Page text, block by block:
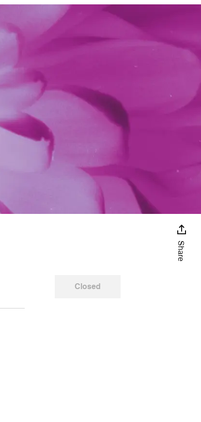
Share
Closed